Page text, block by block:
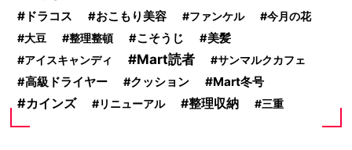
ドラコス
おこもり美容 ファンケル
今月の花
大豆
整理整頓 こそうじ 美髪
アイスキャンディ Mart読者 サンマルクカフェ
高級ドライヤー クッション Mart冬号
カインズ リニューアル 整理収納 三重